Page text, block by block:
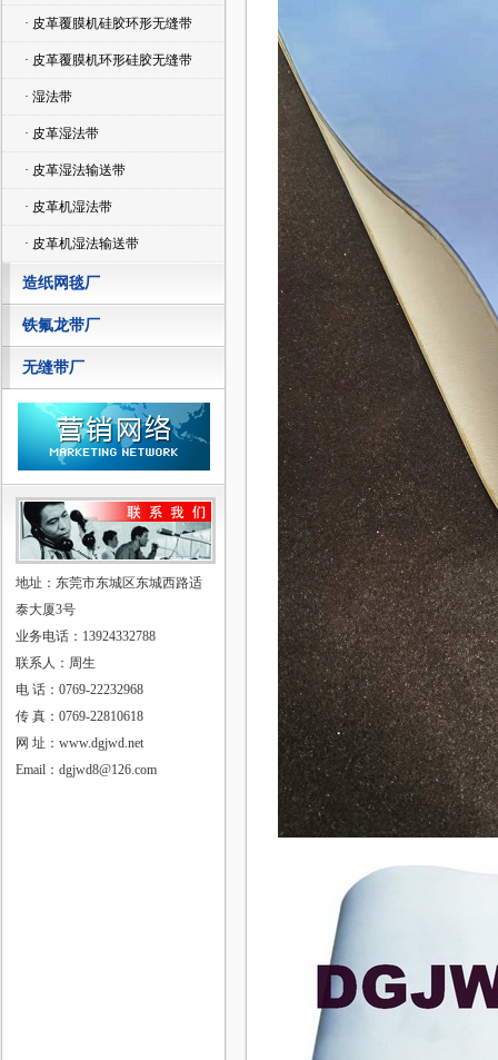
· 皮革覆膜机硅胶环形无缝带
· 皮革覆膜机环形硅胶无缝带
· 湿法带
· 皮革湿法带
· 皮革湿法输送带
· 皮革机湿法带
· 皮革机湿法输送带
造纸网毯厂
铁氟龙带厂
无缝带厂
地址：东莞市东城区东城西路适
泰大厦3号
业务电话：13924332788
联系人：周生
电 话：0769-22232968
传 真：0769-22810618
网 址：www.dgjwd.net
Email：dgjwd8@126.com